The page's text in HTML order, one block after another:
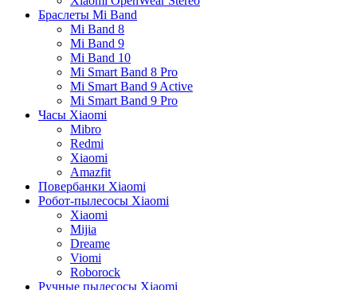
Браслеты Mi Band
Mi Band 8
Mi Band 9
Mi Band 10
Mi Smart Band 8 Pro
Mi Smart Band 9 Active
Mi Smart Band 9 Pro
Часы Xiaomi
Mibro
Redmi
Xiaomi
Amazfit
Повербанки Xiaomi
Робот-пылесосы Xiaomi
Xiaomi
Mijia
Dreame
Viomi
Roborock
Ручные пылесосы Xiaomi